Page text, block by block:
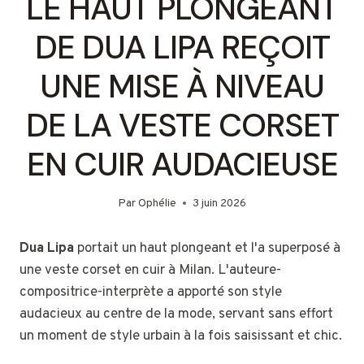
DE DUA LIPA REÇOIT
UNE MISE À NIVEAU
DE LA VESTE CORSET
EN CUIR AUDACIEUSE
ParOphélie 3 juin 2026
Dua Lipa portait un haut plongeant et l'a superposé à
une veste corset en cuir à Milan. L'auteure-
compositrice-interprète a apporté son style
audacieux au centre de la mode, servant sans effort
un moment de style urbain à la fois saisissant et chic.